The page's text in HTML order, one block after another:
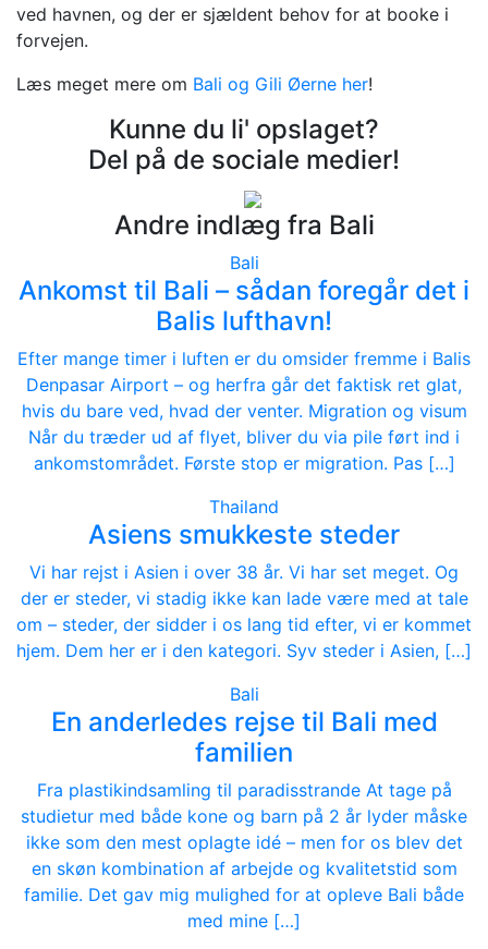
ved havnen, og der er sjældent behov for at booke i
forvejen.
Læs meget mere om Bali og Gili Øerne her!
Kunne du li' opslaget?
Del på de sociale medier!
Andre indlæg fra Bali
Bali
Ankomst til Bali – sådan foregår det i
Balis lufthavn!
Efter mange timer i luften er du omsider fremme i Balis
Denpasar Airport – og herfra går det faktisk ret glat,
hvis du bare ved, hvad der venter. Migration og visum
Når du træder ud af flyet, bliver du via pile ført ind i
ankomstområdet. Første stop er migration. Pas […]
Thailand
Asiens smukkeste steder
Vi har rejst i Asien i over 38 år. Vi har set meget. Og
der er steder, vi stadig ikke kan lade være med at tale
om – steder, der sidder i os lang tid efter, vi er kommet
hjem. Dem her er i den kategori. Syv steder i Asien, […]
Bali
En anderledes rejse til Bali med
familien
Fra plastikindsamling til paradisstrande At tage på
studietur med både kone og barn på 2 år lyder måske
ikke som den mest oplagte idé – men for os blev det
en skøn kombination af arbejde og kvalitetstid som
familie. Det gav mig mulighed for at opleve Bali både
med mine […]